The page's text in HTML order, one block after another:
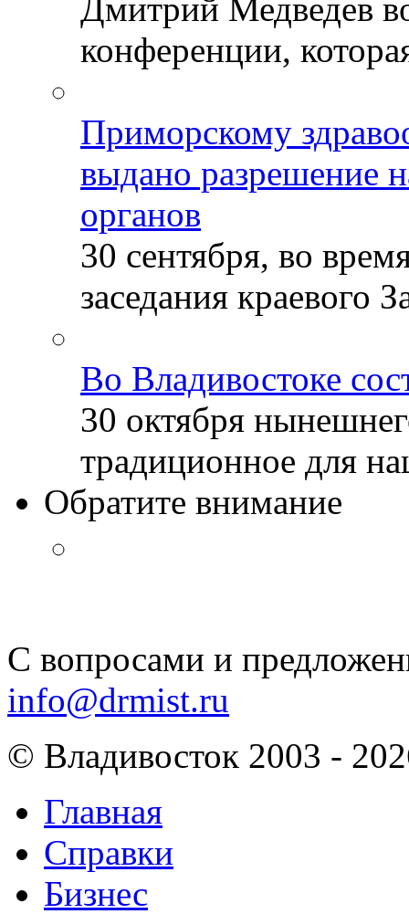
Дмитрий Медведев
конференции,
Приморскому
выдано разрешение
органов
30 сентября, во
заседания краевого
Во Владивостоке
30 октября
традиционное для
Обратите внимание
С вопросами и
info@drmist.ru
© Владивосток 2003 -
Главная
Справки
Бизнес